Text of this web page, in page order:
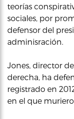
teorías
sociales, por
defensor del
adminisración.
Jones, director
derecha, ha
registrado en
en el que